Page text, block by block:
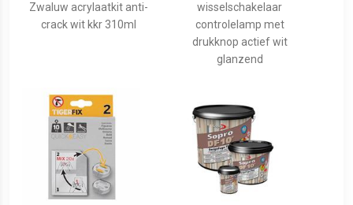
Zwaluw acrylaatkit anti-
crack wit kkr 310ml
wisselschakelaar
controlelamp met
drukknop actief wit
glanzend